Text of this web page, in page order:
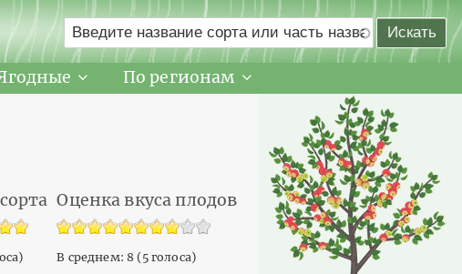
По регионам
Оценка вкуса плодов
В среднем:8 ( 5голоса)